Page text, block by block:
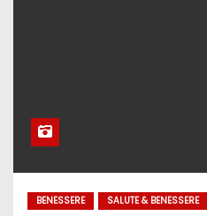
BENESSERE SALUTE & BENESSERE